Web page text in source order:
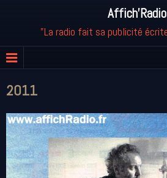
Affich'Radio
"La radio fait sa publicité
2011